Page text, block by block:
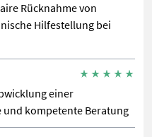
Rücknahme von
Hilfestellung bei
einer
kompetente Beratung